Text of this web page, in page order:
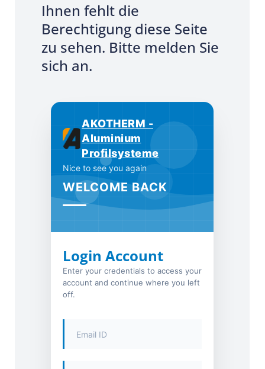
Ihnen fehlt die
Berechtigung diese Seite
zu sehen. Bitte melden Sie
sich an.
AKOTHERM -
Aluminium
Profilsysteme
Nice to see you again
WELCOME BACK
Login Account
Enter your credentials to access your
account and continue where you left
off.